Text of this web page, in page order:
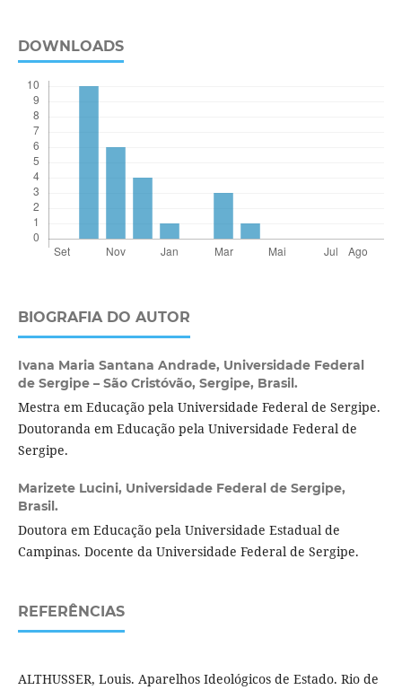
DOWNLOADS
BIOGRAFIA DO AUTOR
Ivana Maria Santana Andrade, Universidade Federal
de Sergipe – São Cristóvão, Sergipe, Brasil.
Mestra em Educação pela Universidade Federal de Sergipe.
Doutoranda em Educação pela Universidade Federal de
Sergipe.
Marizete Lucini, Universidade Federal de Sergipe,
Brasil.
Doutora em Educação pela Universidade Estadual de
Campinas. Docente da Universidade Federal de Sergipe.
REFERÊNCIAS
ALTHUSSER, Louis. Aparelhos Ideológicos de Estado. Rio de